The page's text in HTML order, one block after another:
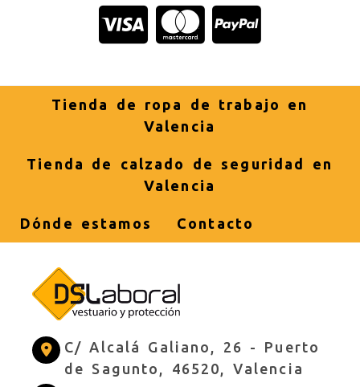
Tienda de ropa de trabajo en
Valencia
Tienda de calzado de seguridad en
Valencia
Dónde estamos Contacto
C/ Alcalá Galiano, 26 - Puerto
de Sagunto, 46520, Valencia